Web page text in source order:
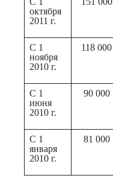
октября
2011 г.
С 1
ноября
2010 г.
118 000
С 1
июня
2010 г.
90 000
С 1
января
2010 г.
81 000